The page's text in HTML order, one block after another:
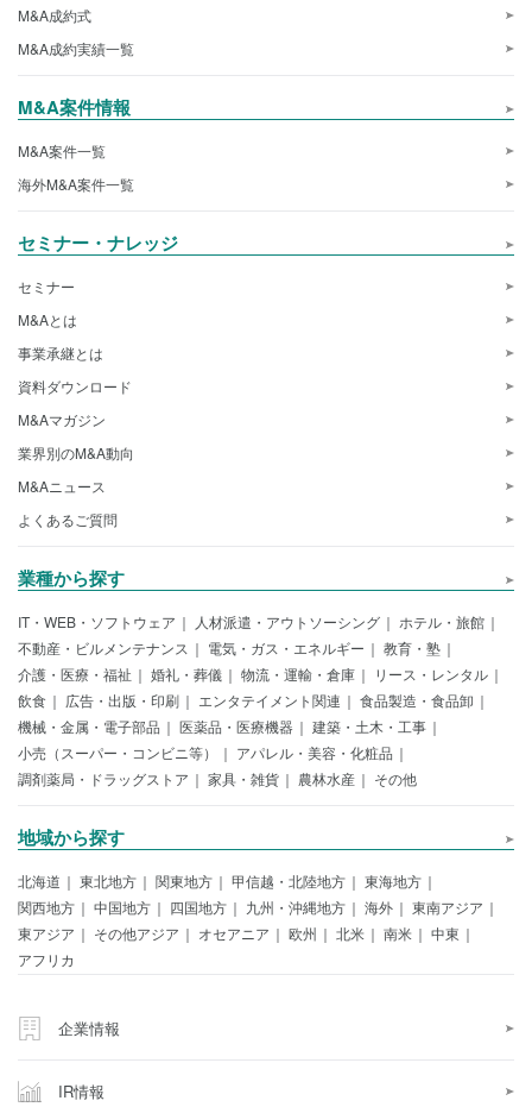
M&A成約式
M&A成約実績一覧
M&A案件情報
M&A案件一覧
海外M&A案件一覧
セミナー・ナレッジ
セミナー
M&Aとは
事業承継とは
資料ダウンロード
M&Aマガジン
業界別のM&A動向
M&Aニュース
よくあるご質問
業種から探す
IT・WEB・ソフトウェア 人材派遣・アウトソーシング
ホテル・旅館
不動産・ビルメンテナンス
電気・ガス・エネルギー
教育・塾
介護・医療・福祉
婚礼・葬儀 物流・運輸・倉庫
リース・レンタル
飲食
広告・出版・印刷 エンタテイメント関連
食品製造・食品卸
機械・金属・電子部品
医薬品・医療機器
建築・土木・工事
小売（スーパー・コンビニ等）
アパレル・美容・化粧品
調剤薬局・ドラッグストア
家具・雑貨 農林水産 その他
地域から探す
北海道 東北地方 関東地方 甲信越・北陸地方
東海地方
関西地方
中国地方 四国地方 九州・沖縄地方 海外
東南アジア
東アジア
その他アジア オセアニア 欧州 北米 南米
中東
アフリカ
企業情報
IR情報